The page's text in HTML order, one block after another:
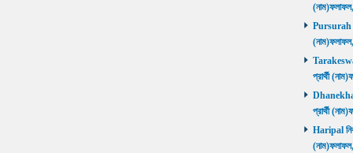
Pursurah
প্রার্থী
Dhanekhali
প্রার্থী
Haripal